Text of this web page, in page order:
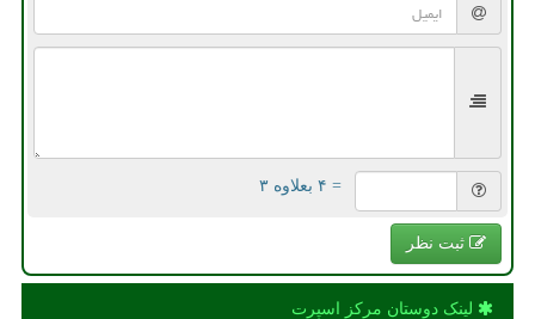
= ۴ بعلاوه ۳
ثبت نظر
لینک دوستان مركز اسپرت